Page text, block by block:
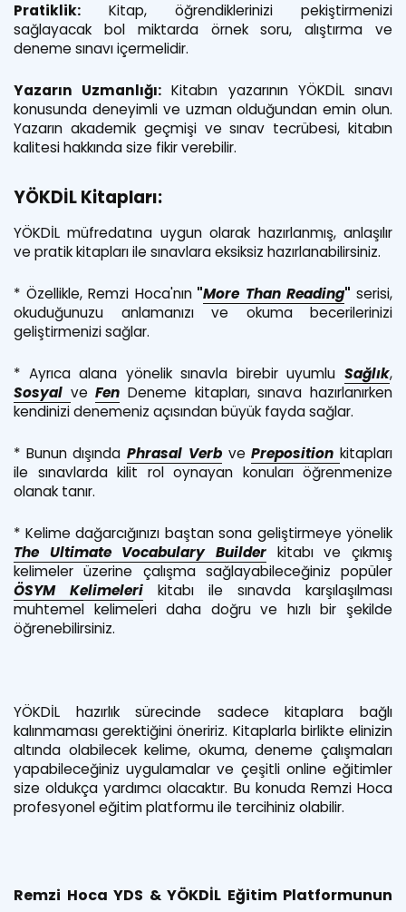
Pratiklik: Kitap, öğrendiklerinizi pekiştirmenizi
sağlayacak bol miktarda örnek soru, alıştırma ve
deneme sınavı içermelidir.
Yazarın Uzmanlığı: Kitabın yazarının YÖKDİL sınavı
konusunda deneyimli ve uzman olduğundan emin olun.
Yazarın akademik geçmişi ve sınav tecrübesi, kitabın
kalitesi hakkında size fikir verebilir.
YÖKDİL Kitapları:
YÖKDİL müfredatına uygun olarak hazırlanmış, anlaşılır
ve pratik kitapları ile sınavlara eksiksiz hazırlanabilirsiniz.
* Özellikle,Remzi Hoca'nın"More Than Reading"serisi,
okuduğunuzu anlamanızı ve okuma becerilerinizi
geliştirmenizi sağlar.
* Ayrıca alana yönelik sınavla birebir uyumlu Sağlık,
Sosyal veFen Deneme kitapları, sınava hazırlanırken
kendinizi denemeniz açısından büyük fayda sağlar.
* Bunun dışındaPhrasal Verb vePreposition kitapları
ile sınavlarda kilit rol oynayan konuları öğrenmenize
olanak tanır.
* Kelime dağarcığınızı baştan sona geliştirmeye yönelik
The Ultimate Vocabulary Builder kitabı ve çıkmış
kelimeler üzerine çalışma sağlayabileceğiniz popüler
ÖSYM Kelimeleri kitabı ile sınavda karşılaşılması
muhtemel kelimeleri daha doğru ve hızlı bir şekilde
öğrenebilirsiniz.
YÖKDİL hazırlık sürecinde sadece kitaplara bağlı
kalınmaması gerektiğini öneririz. Kitaplarla birlikte elinizin
altında olabilecek kelime, okuma, deneme çalışmaları
yapabileceğiniz uygulamalar ve çeşitli online eğitimler
size oldukça yardımcı olacaktır. Bu konuda Remzi Hoca
profesyonel eğitim platformu ile tercihiniz olabilir.
Remzi Hoca YDS & YÖKDİL Eğitim Platformunun